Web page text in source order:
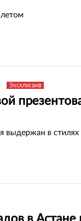
Эксклюзив
выдержан в стилях